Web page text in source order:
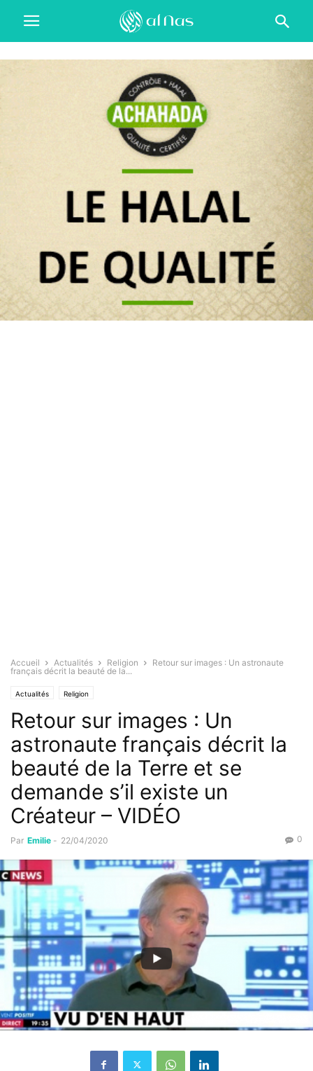
Accueil Actualités Religion
Retour sur images : Un astronaute
français décrit la beauté de la...
Actualités Religion
Retour sur images : Un
astronaute français décrit la
beauté de la Terre et se
demande s’il existe un
Créateur – VIDÉO
Par Emilie - 22/04/2020 0